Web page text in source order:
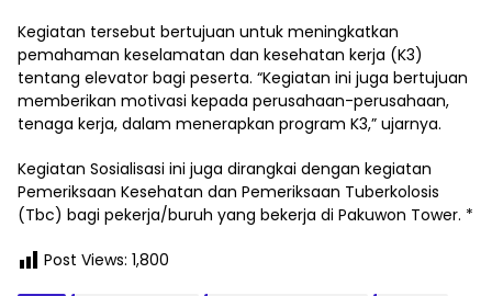
Kegiatan tersebut bertujuan untuk meningkatkan
pemahaman keselamatan dan kesehatan kerja (K3)
tentang elevator bagi peserta. “Kegiatan ini juga bertujuan
memberikan motivasi kepada perusahaan-perusahaan,
tenaga kerja, dalam menerapkan program K3,” ujarnya.
Kegiatan Sosialisasi ini juga dirangkai dengan kegiatan
Pemeriksaan Kesehatan dan Pemeriksaan Tuberkolosis
(Tbc) bagi pekerja/buruh yang bekerja di Pakuwon Tower. *
Post Views: 1,800